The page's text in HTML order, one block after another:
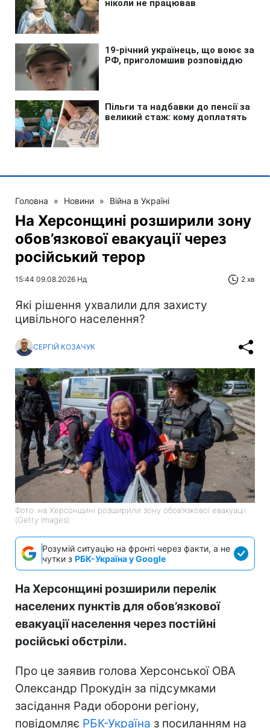
Головна » Новини » Війна в Україні
На Херсонщині розширили зону
обов’язкової евакуації через
російський терор
15:44 09.08.2026 Нд 2 хв
Які рішення ухвалили для захисту
цивільного населення?
СЕРГІЙ КОЗАЧУК
Фото: на Херсонщині розширили зону обов’язкової евакуації
(Getty Images)
Розумій ситуацію на фронті через факти, а не
чутки з РБК-Україна у Google
На Херсонщині розширили перелік
населених пунктів для обов’язкової
евакуації населення через постійні
російські обстріли.
Про це заявив голова Херсонської ОВА
Олександр Прокудін за підсумками
засідання Ради оборони регіону,
повідомляє РБК-Україна з посиланням на